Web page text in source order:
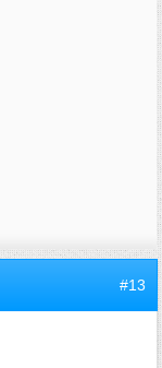
#13